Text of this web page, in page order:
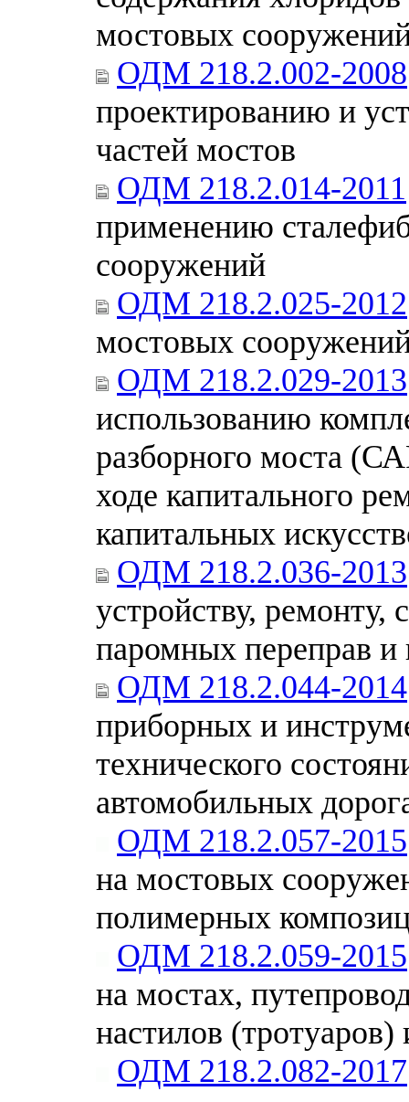
мостовых
ОДМ 218.2.002-2008
проектированию и
частей мостов
ОДМ 218.2.014-2011
применению
сооружений
ОДМ 218.2.025-2012
мостовых
ОДМ 218.2.029-2013
использованию
разборного моста
ходе капитального
капитальных
ОДМ 218.2.036-2013
устройству, ремонту,
паромных переправ
ОДМ 218.2.044-2014
приборных и
технического
автомобильных
ОДМ 218.2.057-2015
на мостовых
полимерных
ОДМ 218.2.059-2015
на мостах,
настилов
ОДМ 218.2.082-2017